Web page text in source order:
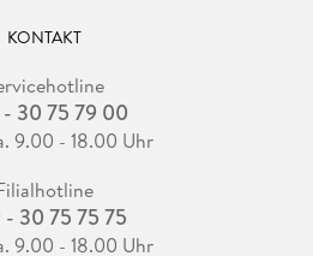
KONTAKT
30 75 79 00
9.00 - 18.00 Uhr
30 75 75 75
9.00 - 18.00 Uhr